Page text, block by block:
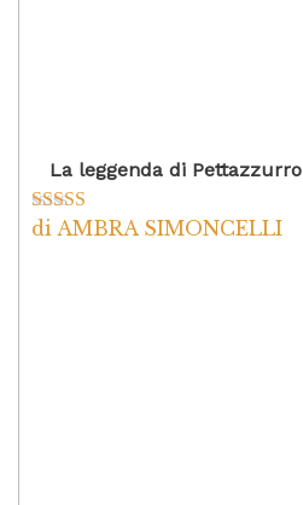
La leggenda di Pettazzurro
Valutato5su
di AMBRA SIMONCELLI